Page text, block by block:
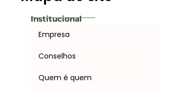
Institucional
Empresa
Conselhos
Quem é quem